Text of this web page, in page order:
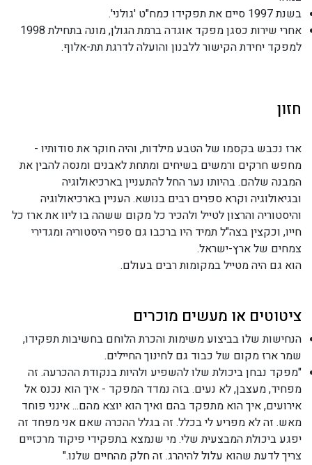
בשנת 1997 סיים את תפקידו כמח"ט 'גולני'.
אחרי שירות כסגן מפקד אוגדה ברמת הגולן, מונה בתחילת 1998
למפקד יחידת הקישור ללבנון והועלה לדרגת תת-אלוף.
חזון
ארז נכבש בקסמו של הטבע מילדות, והיה חוקר את סודותיו -
מחפש חרקים ורמשים בשיחים ומתחת לאבנים ומנסה להבין את
המבנה שלהם. בהיותו נער החל להתעניין בארכיאולוגיה
ובגיאולוגיה וקרא ספרים רבים בנושא. העניין בארכיאולוגיה
והיסטוריה והרצון לטייל ולהכיר כל מקום ששהה בו ליוו את ארז כל
חייו, וכקצין בצה"ל תמיד היו ברכבו גם ספרי היסטוריה ומגדירי
צמחים של ארץ-ישראל.
הוא גם היה מטייל במקומות רבים בעולם.
ציטוטים או מעשים מוכרים
הנחישות שלו בביצוע משימות והכרת הלוחם בחשיבות תפקידו,
שמר ארז מקום של כבוד גם לחינוך החיילים.
"מפקד נבחן ביכולת שלו להשפיע ולהיות בנקודת ההכרעה. זה
מפחיד, מעצבן, לא נעים. בזה נמדד המפקד - איך הוא נכנס אל
אירועים, איך הוא מתפקד בהם ואיך הוא יוצא מהם... אינני פוחד
מאש. זה לא מפריע לי בכלל. זה בגלל ההכרה שאם אני מפחד זה
יפגע ביכולת המבצעית שלי. מי שנמצא בתפקידי פיקוד מרכזיים
צריך לדעת שהוא עלול להיהרג. זה חלק מהחיים שלנו."